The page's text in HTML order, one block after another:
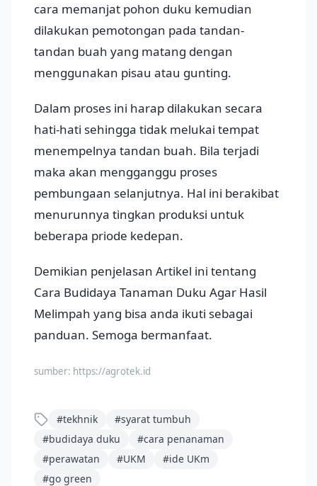
cara memanjat pohon duku kemudian
dilakukan pemotongan pada tandan-
tandan buah yang matang dengan
menggunakan pisau atau gunting.
Dalam proses ini harap dilakukan secara
hati-hati sehingga tidak melukai tempat
menempelnya tandan buah. Bila terjadi
maka akan mengganggu proses
pembungaan selanjutnya. Hal ini berakibat
menurunnya tingkan produksi untuk
beberapa priode kedepan.
Demikian penjelasan Artikel ini tentang
Cara Budidaya Tanaman Duku Agar Hasil
Melimpah yang bisa anda ikuti sebagai
panduan. Semoga bermanfaat.
sumber: https://agrotek.id
#tekhnik #syarat tumbuh
#budidaya duku #cara penanaman
#perawatan #UKM #ide UKm
#go green